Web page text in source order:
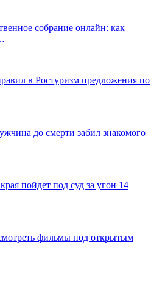
собрание онлайн: как
в Ростуризм предложения по
до смерти забил знакомого
пойдет под суд за угон 14
фильмы под открытым